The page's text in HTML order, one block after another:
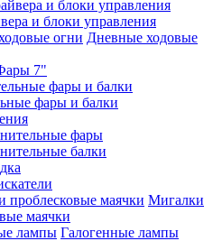
и блоки управления
Дневные ходовые
7"
фары и балки
фары
балки
Мигалки
маячки
Галогенные лампы